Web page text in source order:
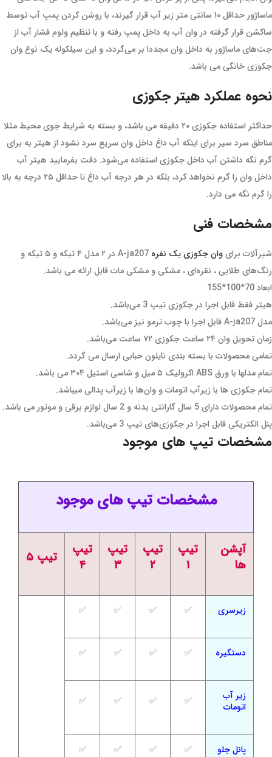
ماساژور حداقل ۱۰ سانتی متر زیر آب قرار گیرند، با روشن کردن پمپ آب توسط
ساکشن قرار گرفته در وان آب به داخل پمپ رفته و با تنظیم ولوم فشار آب از
جت‌های ماساژور به داخل وان مجددا بر می‌گردد، و این سیلکوله یک نوع وان
جکوزی خانگی می باشد.
نحوه عملکرد هیتر جکوزی
حداکثر استفاده جکوزی ۲۰ دقیقه می باشد، و بسته به شرایط جوی محیط مثلا
مناطق سرد سیر برای اینکه آب داغ داخل وان سریع سرد نشود از هیتر به برای
گرم نگه داشتن آب داخل جکوزی استفاده می‌شود. دقت بفرمایید هیتر آب
داخل وان را گرم نخواهد کرد، بلکه در هر درجه آب داغ تا حداقل ۲۵ درجه به بالا
را گرم نگه می دارد.
مشخصات فنی
شیرآلات برایوان جکوزی یک نفره
A-ja207 در ۲ مدل ۴ تیکه و ۵ تیکه و
رنگ‌های طلایی ، نقره‌ای ، مشکی و مشکی مات قابل ارائه می باشد.
ابعاد 70*100*155
هیتر فقط قابل اجرا در جکوزی تیپ 3 می‌باشد.
مدل A-ja207 قابل اجرا با چوب ترمو نیز می‌باشد.
زمان تحویل وان ۲۴ ساعت جکوزی ۷۲ ساعت می‌باشد.
تمامی محصولات با بسته بندی نایلون حبابی ارسال می گردد.
تمام مدلها با ورق ABS اکرولیک ۵ میل و شاسی استیل ۳۰۴ می باشد.
تمام جکوزی ها با زیرآب اتومات و وان‌ها با زیرآب پدالی میباشد.
تمام محصولات دارای 5 سال گارانتی بدنه و 2 سال لوازم برقی و موتور می باشد.
پنل الکتریکی قابل اجرا در جکوزی‌های تیپ 3 می‌باشد.
مشخصات تیپ های موجود
مشخصات تیپ های موجود
آپشن
ها
تیپ
۱
تیپ
۲
تیپ
۳
تیپ
۴
تیپ ۵
زیرسری ✅
✅
✅
✅
دستگیره ✅
✅
✅
✅
زیر آب
اتومات
✅
✅
✅
✅
پانل جلو ✅
✅
✅
✅